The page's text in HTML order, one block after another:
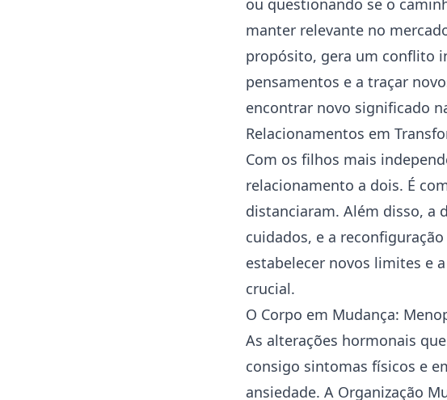
ou questionando se o
manter relevante no
propósito, gera um conflito
pensamentos e a traçar
encontrar novo significado
Relacionamentos em
Com os filhos mais
relacionamento a dois. É
distanciaram. Além disso, a
cuidados, e a
estabelecer novos limites e
crucial.
O Corpo em Mudança:
As alterações hormonais
consigo sintomas físicos e
ansiedade. A Organização